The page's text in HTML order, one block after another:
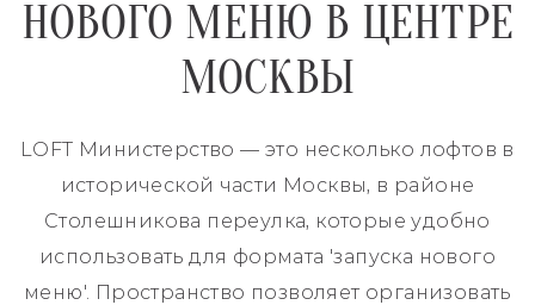
НОВОГО МЕНЮ В ЦЕНТРЕ
МОСКВЫ
LOFT Министерство — это несколько лофтов в
исторической части Москвы, в районе
Столешникова переулка, которые удобно
использовать для формата 'запуска нового
меню'. Пространство позволяет организовать